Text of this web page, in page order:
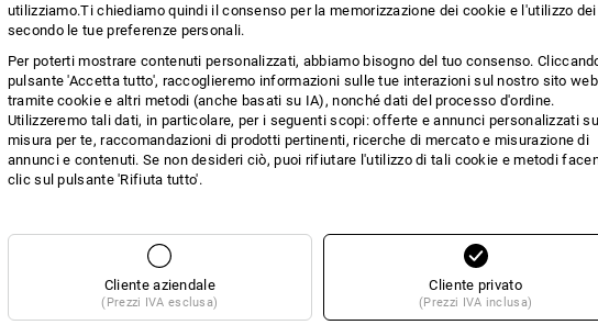
STRAUSSbox minie STRAUSSbox small Scanalature a T per adattamento
utilizziamo.Ti chiediamo quindi il consenso per la memorizzazione dei cookie e l'utilizzo
secondo le tue preferenze personali.
Per poterti mostrare contenuti personalizzati, abbiamo bisogno del tuo consenso.
pulsante 'Accetta tutto', raccoglieremo informazioni sulle tue interazioni sul nostro sito web
tramite cookie e altri metodi (anche basati su IA), nonché dati del processo d'ordine.
Utilizzeremo tali dati, in particolare, per i seguenti scopi: offerte e annunci personalizzati su
misura per te, raccomandazioni di prodotti pertinenti, ricerche di mercato e misurazione di
annunci e contenuti. Se non desideri ciò, puoi rifiutare l'utilizzo di tali cookie e metodi
clic sul pulsante 'Rifiuta tutto'.
Cliente aziendale
(Prezzi IVA esclusa)
Cliente privato
(Prezzi IVA inclusa)